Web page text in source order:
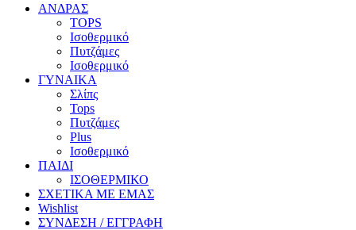
ΑΝΔΡΑΣ
TOPS
Ισοθερμικό
Πυτζάμες
Ισοθερμικό
ΓΥΝΑΙΚΑ
Σλίπς
Tops
Πυτζάμες
Plus
Ισοθερμικό
ΠΑΙΔΙ
ΙΣΟΘΕΡΜΙΚΟ
ΣΧΕΤΙΚΑ ΜΕ ΕΜΑΣ
Wishlist
ΣΥΝΔΕΣΗ / ΕΓΓΡΑΦΗ